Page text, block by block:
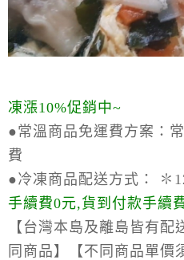
凍漲10%促銷中~
●常溫商品免運費方案：
費
●冷凍商品配送方式：
手續費0元,貨到付款手續
【台灣本島及離島皆有
同商品】【不同商品單價